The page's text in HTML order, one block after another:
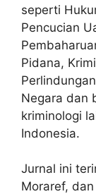
seperti
Pencucian
Pidana,
Negara dan
kriminologi
Indonesia.
Jurnal ini
Moraref,